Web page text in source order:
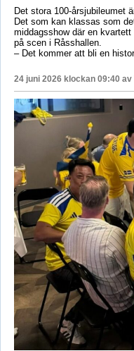
Det stora 100-årsjubileumet
Det som kan klassas som
middagsshow där en
på scen i Råsshallen.
– Det kommer att bli en
24 juni 2026 klockan 09:40 av